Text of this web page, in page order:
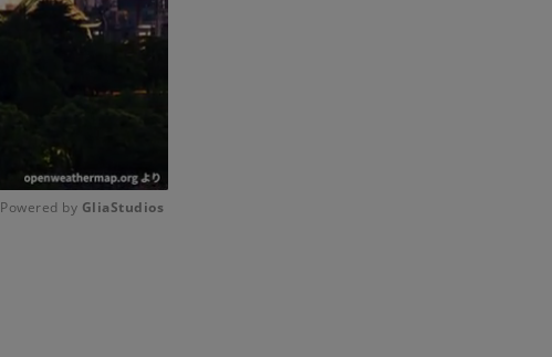
Powered by GliaStudios